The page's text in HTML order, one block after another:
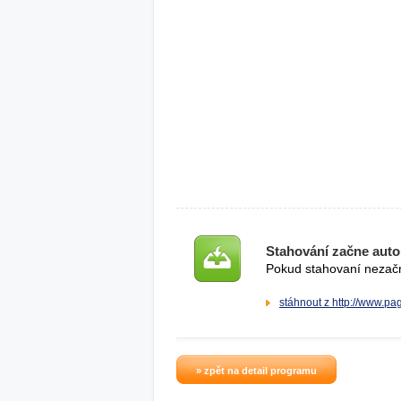
Stahování začne
Pokud stahovaní
stáhnout z http://
» zpět na detail programu